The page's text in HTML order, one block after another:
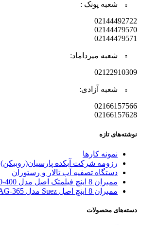
شعبه پونک :
02144492722
02144479570
02144479571
شعبه میرداماد:
02122910309
شعبه آزادی:
02166157566
02166157628
نوشته‌های تازه
نمونه کارها
رزومه شرکت آبکده پارسیان(روبیکن)
دستگاه تصفیه آب تالار و رستوران
ممبران 8 اینچ فیلمتک اصل مدل BW30-400
ممبران 8 اینچ اصل Suez مدل AG-365
دسته‌های محصولات